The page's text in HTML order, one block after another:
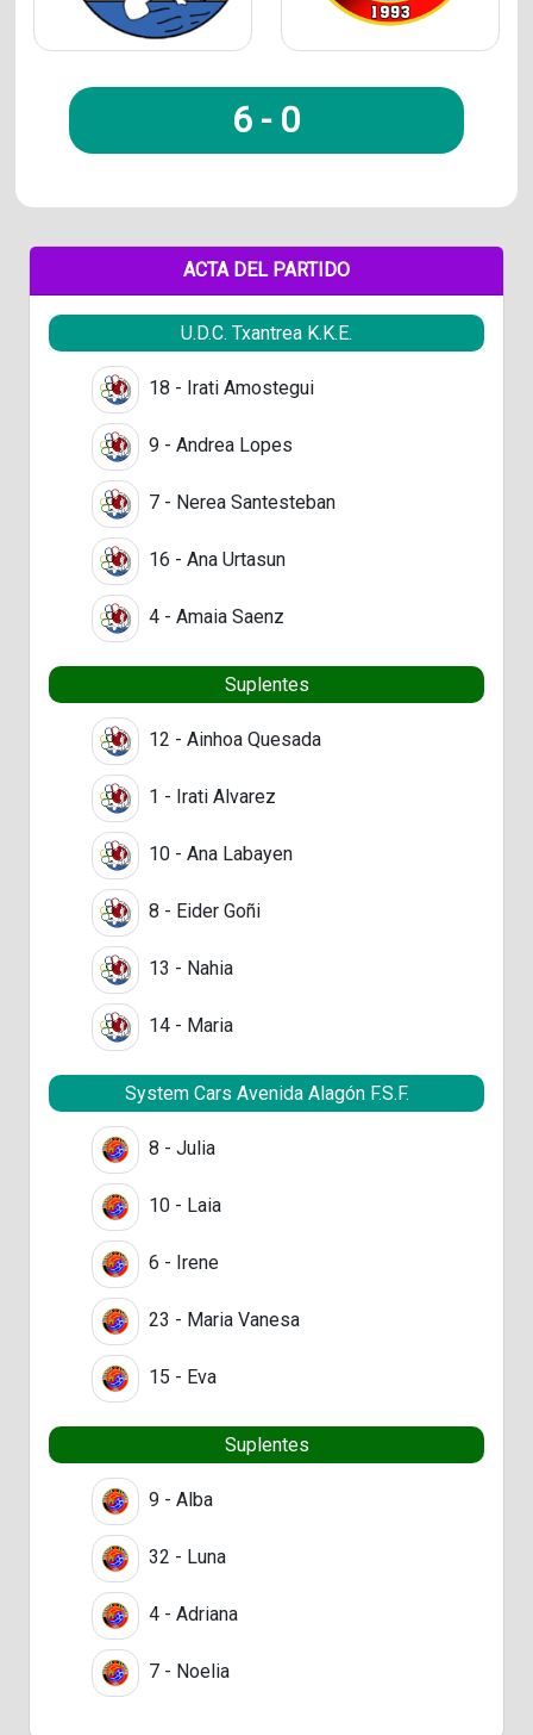
6 - 0
ACTA DEL PARTIDO
U.D.C. Txantrea K.K.E.
18 - Irati Amostegui
9 - Andrea Lopes
7 - Nerea Santesteban
16 - Ana Urtasun
4 - Amaia Saenz
Suplentes
12 - Ainhoa Quesada
1 - Irati Alvarez
10 - Ana Labayen
8 - Eider Goñi
13 - Nahia
14 - Maria
System Cars Avenida Alagón F.S.F.
8 - Julia
10 - Laia
6 - Irene
23 - Maria Vanesa
15 - Eva
Suplentes
9 - Alba
32 - Luna
4 - Adriana
7 - Noelia